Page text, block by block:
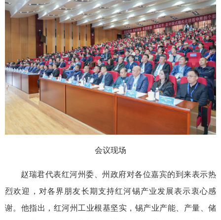
会议现场
赵瑞君代表红河州委、州政府对各位嘉宾的到来表示热
烈欢迎，对各界朋友长期支持红河锡产业发展表示衷心感
谢。他指出，红河州工业根基坚实，锡产业产能、产量、储